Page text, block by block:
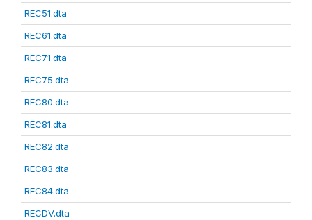
REC51.dta
REC61.dta
REC71.dta
REC75.dta
REC80.dta
REC81.dta
REC82.dta
REC83.dta
REC84.dta
RECDV.dta